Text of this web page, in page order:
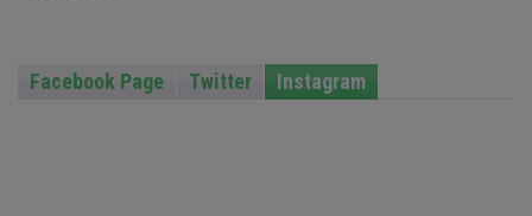
Facebook Page Twitter Instagram